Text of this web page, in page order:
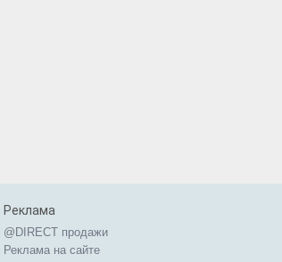
Реклама
@DIRECT продажи
Реклама на сайте